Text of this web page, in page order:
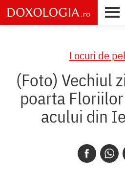
Skip
to
main
Locuri de
(Foto) Vechiul
poarta
acului din